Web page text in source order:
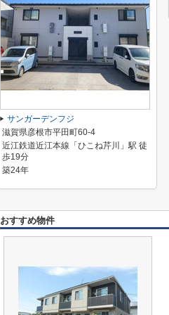
サンガーデンフジ
滋賀県彦根市平田町60-4
近江鉄道近江本線「ひこね芹川」駅 徒
歩19分
築24年
おすすめ物件